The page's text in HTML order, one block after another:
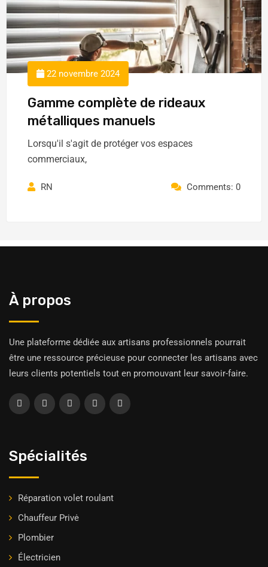
22 novembre 2024
Gamme complète de rideaux
métalliques manuels
Lorsqu'il s'agit de protéger vos espaces
commerciaux,
RN Comments: 0
À propos
Une plateforme dédiée aux artisans professionnels pourrait
être une ressource précieuse pour connecter les artisans avec
leurs clients potentiels tout en promouvant leur savoir-faire.
Spécialités
Réparation volet roulant
Chauffeur Privė
Plombier
Électricien